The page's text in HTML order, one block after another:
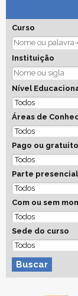
Curso
Instituição
Nível
Áreas de
Pago ou gratuito
Parte
Com ou sem
Sede do curso
Buscar